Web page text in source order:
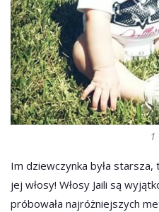
1
Im dziewczynka była
jej włosy! Włosy Jaili są
próbowała najróżniejszych